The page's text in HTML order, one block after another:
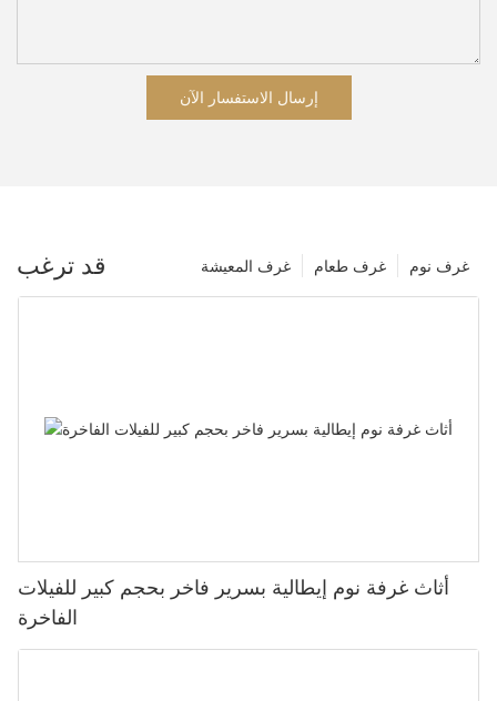
إرسال الاستفسار الآن
قد ترغب غرف نوم غرف طعام غرف المعيشة
أثاث غرفة نوم إيطالية بسرير فاخر بحجم كبير للفيلات
الفاخرة